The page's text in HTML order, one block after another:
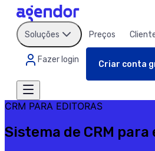
Soluções Preços
Fazer login Criar conta
CRM PARA EDITORAS
Sistema de CRM